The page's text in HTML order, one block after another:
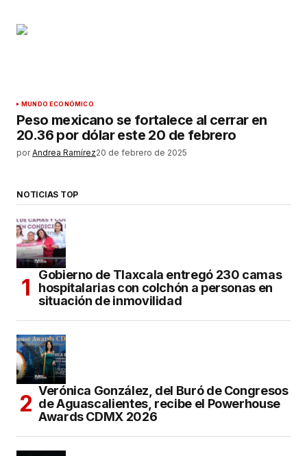
MUNDO ECONÓMICO
Peso mexicano se fortalece al cerrar en
20.36 por dólar este 20 de febrero
por Andrea Ramírez20 de febrero de 2025
NOTICIAS TOP
Gobierno de Tlaxcala entregó 230 camas
hospitalarias con colchón a personas en
situación de inmovilidad
Verónica González, del Buró de Congresos
de Aguascalientes, recibe el Powerhouse
Awards CDMX 2026